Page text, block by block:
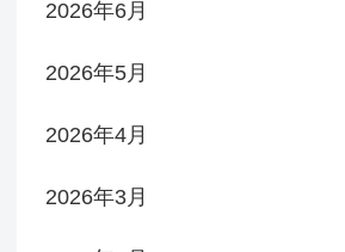
2026年6月
2026年5月
2026年4月
2026年3月